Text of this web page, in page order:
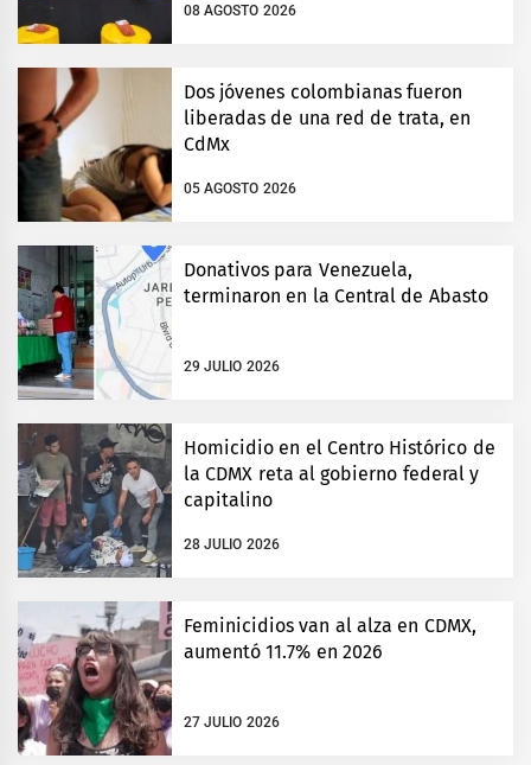
08 AGOSTO 2026
Dos jóvenes colombianas fueron
liberadas de una red de trata, en
CdMx
05 AGOSTO 2026
Donativos para Venezuela,
terminaron en la Central de Abasto
29 JULIO 2026
Homicidio en el Centro Histórico de
la CDMX reta al gobierno federal y
capitalino
28 JULIO 2026
Feminicidios van al alza en CDMX,
aumentó 11.7% en 2026
27 JULIO 2026